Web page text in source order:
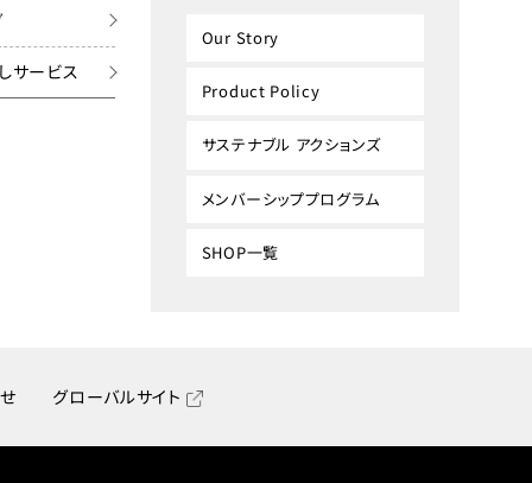
サービス
Our Story
Product Policy
サステナブル アクションズ
メンバーシッププログラム
SHOP一覧
グローバルサイト